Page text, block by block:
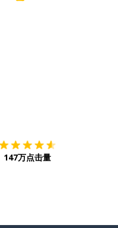
147万点击量